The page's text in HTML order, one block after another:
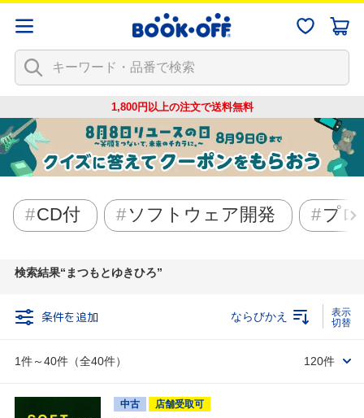
1,800円以上の注文で送料無料
CD付 ソフトウェア開発 プ
検索結果 まつもとゆきひろ
条件を追加
1件～40件（全40件）
ならびかえ
120件
中古
店舗受取可